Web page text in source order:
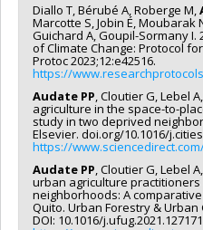
Diallo T, Bérubé A, Roberge M,
Marcotte S, Jobin É, Moubarak
Guichard A, Goupil-Sormany I.
of Climate Change: Protocol
Protoc 2023;12:e42516.
https://
Audate PP, Cloutier G, Lebel
agriculture in the space-to-
study in two deprived
Elsevier. doi.org/10.1016/
https://
Audate PP, Cloutier G, Lebel
urban agriculture
neighborhoods: A
Quito. Urban Forestry & Urban
DOI: 10.1016/